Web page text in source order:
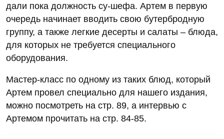
дали пока должность су-шефа. Артем в первую
очередь начинает вводить свою бутербродную
группу, а также легкие десерты и салаты – блюда,
для которых не требуется специального
оборудования.
Мастер-класс по одному из таких блюд, который
Артем провел специально для нашего издания,
можно посмотреть на стр. 89, а интервью с
Артемом прочитать на стр. 84-85.